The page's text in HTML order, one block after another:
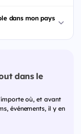
dans mon pays
dans le
où, et avant
événements, il y en